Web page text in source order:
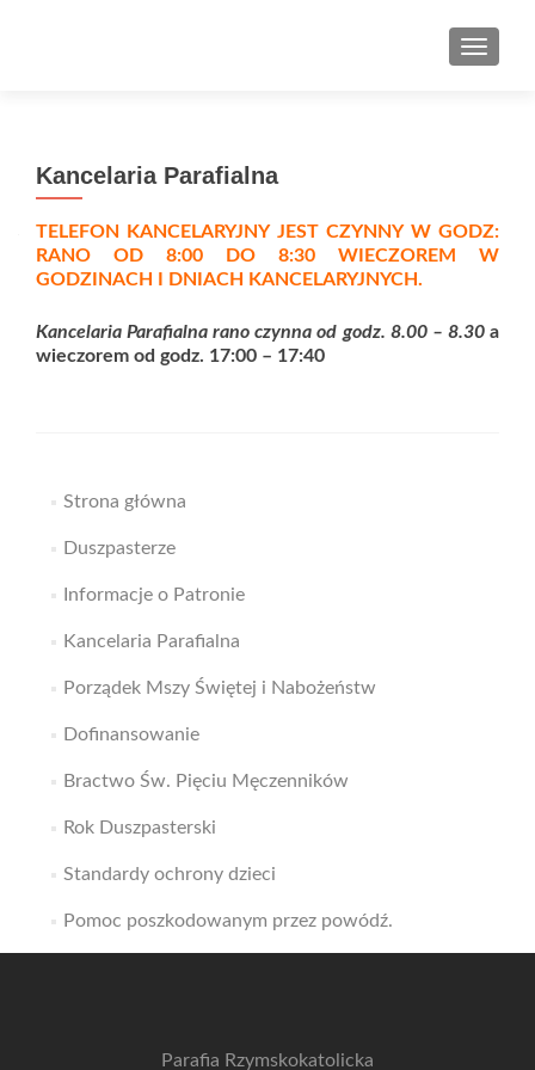
Kancelaria Parafialna
TELEFON KANCELARYJNY JEST CZYNNY W GODZ:
RANO OD 8:00 DO 8:30 WIECZOREM W
GODZINACH I DNIACH KANCELARYJNYCH.
Kancelaria Parafialna rano czynna od godz. 8.00 – 8.30 a
wieczorem od godz. 17:00 – 17:40
Strona główna
Duszpasterze
Informacje o Patronie
Kancelaria Parafialna
Porządek Mszy Świętej i Nabożeństw
Dofinansowanie
Bractwo Św. Pięciu Męczenników
Rok Duszpasterski
Standardy ochrony dzieci
Pomoc poszkodowanym przez powódź.
Parafia Rzymskokatolicka